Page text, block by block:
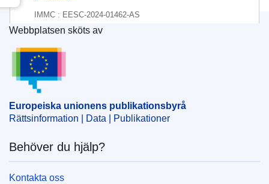
IMMC : EESC-2024-01462-AS
EDITION : ab417e10-cef5-11ef-be2a-01aa75ed71a1
Europeiska unionens publikationsbyrå
Webbplatsen sköts av
Europeiska unionens publikationsbyrå
Rättsinformation | Data | Publikationer
Behöver du hjälp?
Kontakta oss